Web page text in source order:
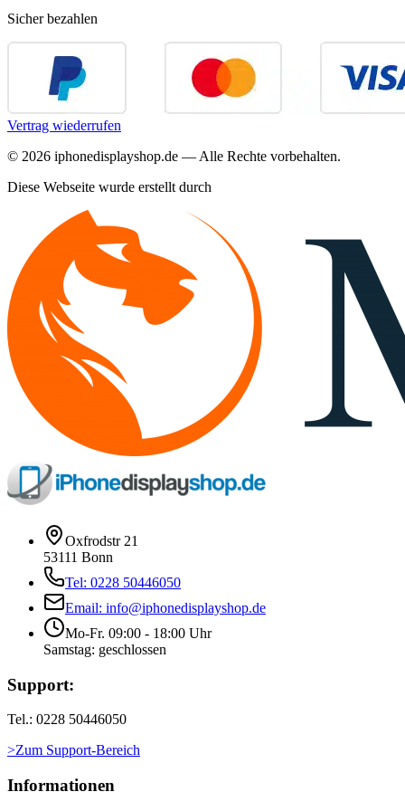
Sicher bezahlen
Vertrag wiederrufen
© 2026 iphonedisplayshop.de — Alle Rechte vorbehalten.
Diese Webseite wurde erstellt durch
Oxfrodstr 21
53111 Bonn
Tel: 0228 50446050
Email: info@iphonedisplayshop.de
Mo-Fr. 09:00 - 18:00 Uhr
Samstag: geschlossen
Support:
Tel.: 0228 50446050
>Zum Support-Bereich
Informationen